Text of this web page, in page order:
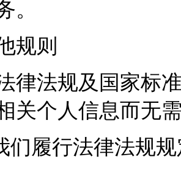
。
规则
律法规及国家标
关个人信息而无
们履行法律法规